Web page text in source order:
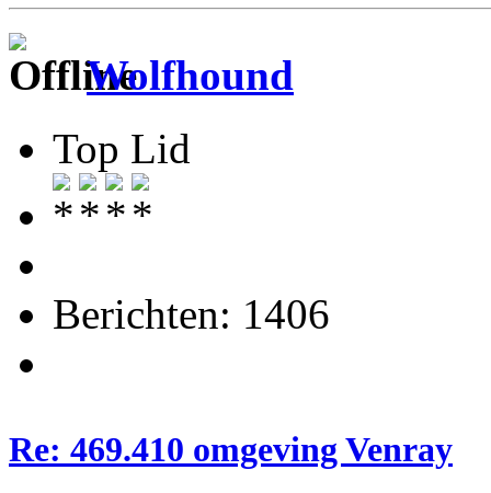
Wolfhound
Top Lid
Berichten: 1406
Re: 469.410 omgeving Venray